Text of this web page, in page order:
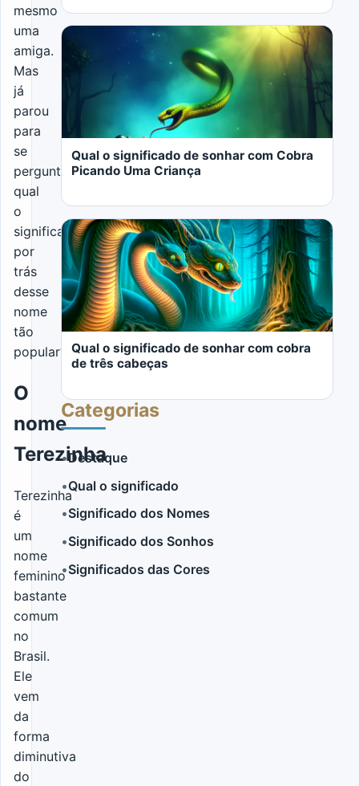
mesmo
uma
amiga.
Mas
já
parou
para
se
perguntar
qual
o
significado
por
trás
desse
nome
tão
popular?
O
nome
Terezinha
Terezinha
é
um
nome
feminino
bastante
comum
no
Brasil.
Ele
vem
da
forma
diminutiva
do
Qual o significado de sonhar com Cobra
Picando Uma Criança
LER MAIS
Qual o significado de sonhar com cobra
de três cabeças
LER MAIS
Categorias
•Destaque
•Qual o significado
•Significado dos Nomes
•Significado dos Sonhos
•Significados das Cores